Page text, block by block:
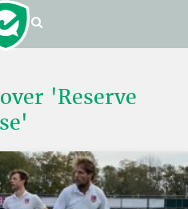
'Reserve